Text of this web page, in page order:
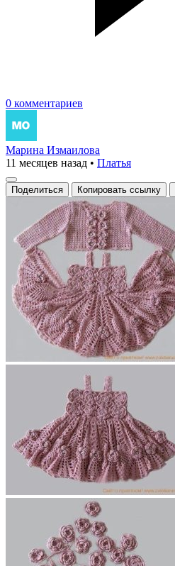
0 комментариев
Марина Измаилова
11 месяцев назад • Платья
Поделиться Копировать ссылку